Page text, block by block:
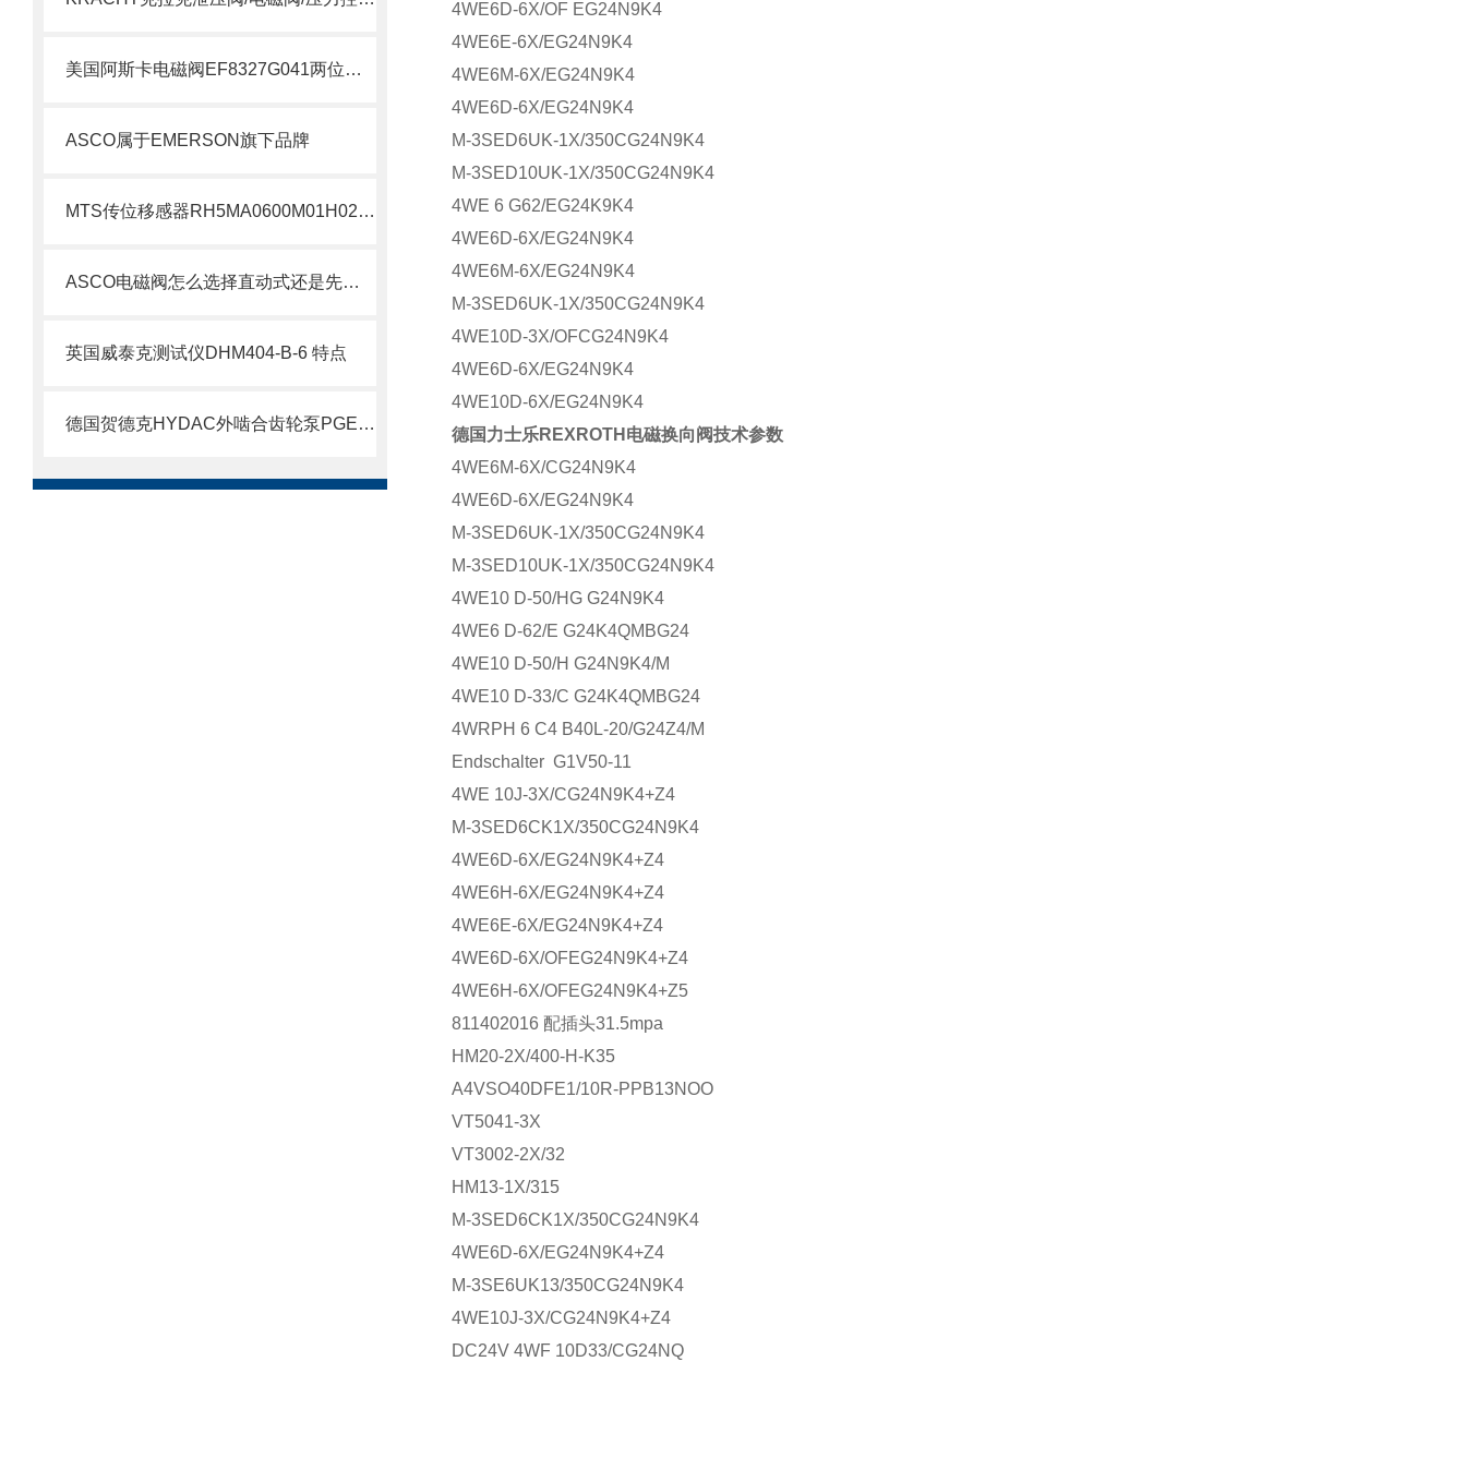
美国阿斯卡电磁阀EF8327G041两位四通技术
ASCO属于EMERSON旗下品牌
MTS传位移感器RH5MA0600M01H021S1011G8现货支持
ASCO电磁阀怎么选择直动式还是先导式？
英国威泰克测试仪DHM404-B-6 特点
德国贺德克HYDAC外啮合齿轮泵PGE100系列科普
4WE6D-6X/OF EG24N9K4
4WE6E-6X/EG24N9K4
4WE6M-6X/EG24N9K4
4WE6D-6X/EG24N9K4
M-3SED6UK-1X/350CG24N9K4
M-3SED10UK-1X/350CG24N9K4
4WE 6 G62/EG24K9K4
4WE6D-6X/EG24N9K4
4WE6M-6X/EG24N9K4
M-3SED6UK-1X/350CG24N9K4
4WE10D-3X/OFCG24N9K4
4WE6D-6X/EG24N9K4
4WE10D-6X/EG24N9K4
德国力士乐REXROTH电磁换向阀技术参数
4WE6M-6X/CG24N9K4
4WE6D-6X/EG24N9K4
M-3SED6UK-1X/350CG24N9K4
M-3SED10UK-1X/350CG24N9K4
4WE10 D-50/HG G24N9K4
4WE6 D-62/E G24K4QMBG24
4WE10 D-50/H G24N9K4/M
4WE10 D-33/C G24K4QMBG24
4WRPH 6 C4 B40L-20/G24Z4/M
Endschalter G1V50-11
4WE 10J-3X/CG24N9K4+Z4
M-3SED6CK1X/350CG24N9K4
4WE6D-6X/EG24N9K4+Z4
4WE6H-6X/EG24N9K4+Z4
4WE6E-6X/EG24N9K4+Z4
4WE6D-6X/OFEG24N9K4+Z4
4WE6H-6X/OFEG24N9K4+Z5
811402016 配插头31.5mpa
HM20-2X/400-H-K35
A4VSO40DFE1/10R-PPB13NOO
VT5041-3X
VT3002-2X/32
HM13-1X/315
M-3SED6CK1X/350CG24N9K4
4WE6D-6X/EG24N9K4+Z4
M-3SE6UK13/350CG24N9K4
4WE10J-3X/CG24N9K4+Z4
DC24V 4WF 10D33/CG24NQ